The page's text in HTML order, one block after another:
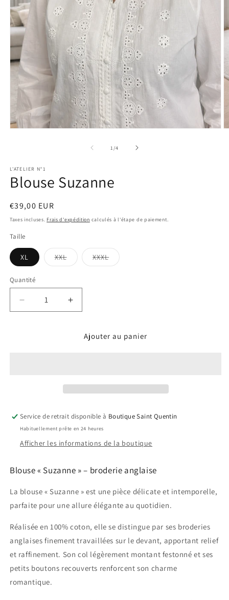
une
fenêtre
modale
1 /de
4
L'ATELIER N°1
Blouse Suzanne
Prix
habituel
€39,00 EUR
Taxes incluses. Frais d'expédition calculés à l'étape de paiement.
Taille
XL XXLVariante
épuisée
XXXLVariante
épuisée
Quantité
Réduire
la
Augmenter
la
Ajouter au panier
Service de retrait disponible à Boutique Saint Quentin
Habituellement prête en 24 heures
Afficher les informations de la boutique
Blouse « Suzanne » – broderie anglaise
La blouse « Suzanne » est une pièce délicate et intemporelle,
parfaite pour une allure élégante au quotidien.
Réalisée en 100% coton, elle se distingue par ses broderies
anglaises finement travaillées sur le devant, apportant relief
et raffinement. Son col légèrement montant festonné et ses
petits boutons recouverts renforcent son charme
romantique.